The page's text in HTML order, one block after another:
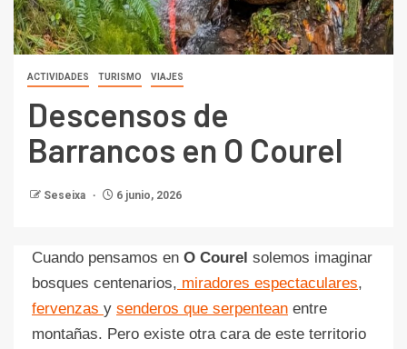
ACTIVIDADES TURISMO VIAJES
Descensos de
Barrancos en O Courel
Seseixa 6 junio, 2026
Cuando pensamos en O Courel solemos imaginar
bosques centenarios, miradores espectaculares,
fervenzas y senderos que serpentean entre
montañas. Pero existe otra cara de este territorio